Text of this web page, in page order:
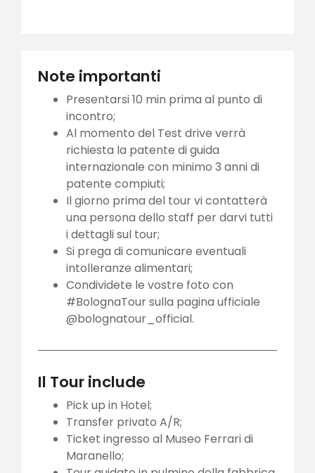
Note importanti
Presentarsi 10 min prima al punto di
incontro;
Al momento del Test drive verrà
richiesta la patente di guida
internazionale con minimo 3 anni di
patente compiuti;
Il giorno prima del tour vi contatterà
una persona dello staff per darvi tutti
i dettagli sul tour;
Si prega di comunicare eventuali
intolleranze alimentari;
Condividete le vostre foto con
#BolognaTour sulla pagina ufficiale
@bolognatour_official.
Il Tour include
Pick up in Hotel;
Transfer privato A/R;
Ticket ingresso al Museo Ferrari di
Maranello;